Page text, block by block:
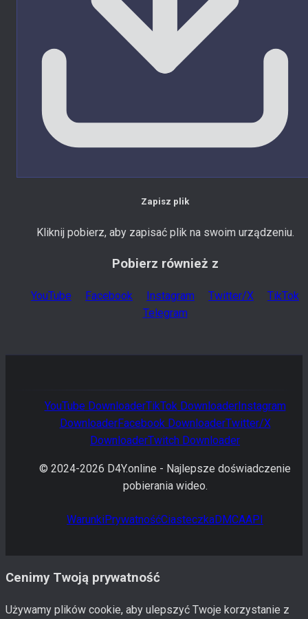
Zapisz plik
Kliknij pobierz, aby zapisać plik na swoim urządzeniu.
Pobierz również z
YouTube Facebook Instagram Twitter/X
TikTok
Telegram
YouTube DownloaderTikTok DownloaderInstagram
DownloaderFacebook DownloaderTwitter/X
DownloaderTwitch Downloader
© 2024-2026 D4Y.online - Najlepsze doświadczenie
pobierania wideo.
WarunkiPrywatnośćCiasteczkaDMCAAPI
Cenimy Twoją prywatność
Używamy plików cookie, aby ulepszyć Twoje korzystanie z